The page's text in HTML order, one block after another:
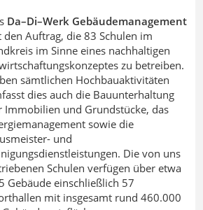
Da–Di–Werk Gebäudemanagement
den Auftrag, die 83 Schulen im
im Sinne eines nachhaltigen
zu betreiben.
sämtlichen Hochbauaktivitäten
dies auch die Bauunterhaltung
Immobilien und Grundstücke, das
sowie die
und
Die von uns
Schulen verfügen über etwa
Gebäude einschließlich 57
mit insgesamt rund 460.000